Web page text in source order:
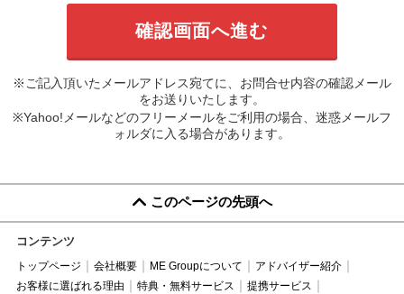
※ご記入頂いたメールアドレス宛てに、お問合せ内容の確認メール
をお送りいたします。
※Yahoo!メールなどのフリーメールをご利用の場合、迷惑メールフ
ォルダに入る場合があります。
このページの先頭へ
コンテンツ
トップページ 会社概要 ME Groupについて
アドバイザー紹介
お客様に選ばれる理由
特典・無料サービス
提携サービス